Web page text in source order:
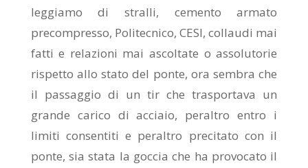
leggiamo di stralli, cemento armato
precompresso, Politecnico, CESI, collaudi mai
fatti e relazioni mai ascoltate o assolutorie
rispetto allo stato del ponte, ora sembra che
il passaggio di un tir che trasportava un
grande carico di acciaio, peraltro entro i
limiti consentiti e peraltro precitato con il
ponte, sia stata la goccia che ha provocato il